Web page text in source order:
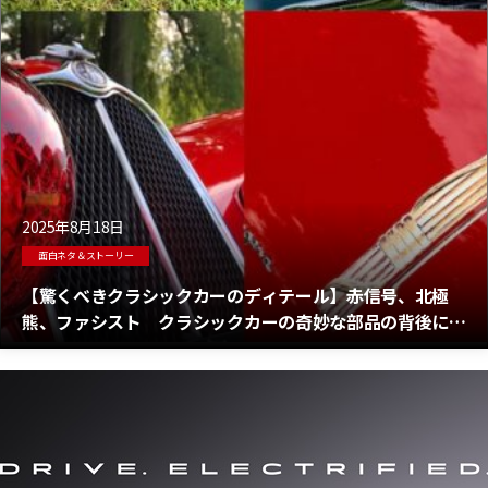
2025年8月18日
面白ネタ＆ストーリー
【驚くべきクラシックカーのディテール】赤信号、北極
熊、ファシスト クラシックカーの奇妙な部品の背後に
は、さらに奇抜な物語が隠れている！